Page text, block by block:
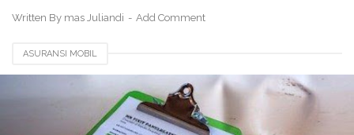
Written By mas Juliandi Add Comment
ASURANSI MOBIL